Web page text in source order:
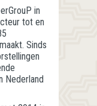
in
tot en
Sinds
Nederland